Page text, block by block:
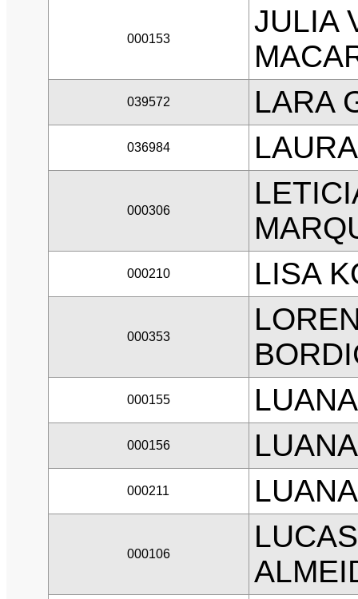
000153
JULIA
039572 LARA
036984
000306
000210 LISA
000353
000155
000156
000211
000106